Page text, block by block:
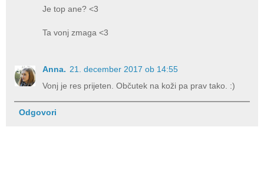
Je top ane? <3
Ta vonj zmaga <3
Anna. 21. december 2017 ob 14:55
Vonj je res prijeten. Občutek na koži pa prav tako. :)
Odgovori